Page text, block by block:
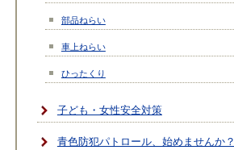
部品ねらい
車上ねらい
ひったくり
子ども・女性安全対策
青色防犯パトロール、始めませんか？